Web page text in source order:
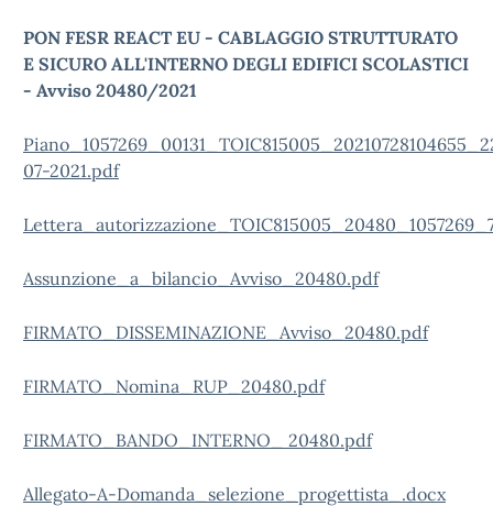
PON FESR REACT EU - CABLAGGIO STRUTTURATO
E SICURO ALL'INTERNO DEGLI EDIFICI SCOLASTICI
- Avviso 20480/2021
07-2021.pdf
Assunzione_a_bilancio_Avviso_20480.pdf
FIRMATO_DISSEMINAZIONE_Avviso_20480.pdf
FIRMATO_Nomina_RUP_20480.pdf
FIRMATO_BANDO_INTERNO_ 20480.pdf
Allegato-A-Domanda_selezione_progettista_.docx